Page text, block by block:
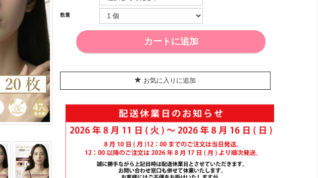
数量
カートに追加
お気に入りに追加